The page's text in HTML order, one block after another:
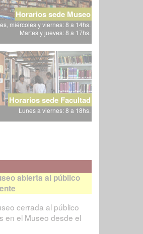
Horarios sede Museo
miércoles y viernes: 8 a 14hs.
Martes y jueves: 8 a 17hs.
Horarios sede Facultad
Lunes a viernes: 8 a 18hs.
abierta al público
cerrada al público
en el Museo desde el